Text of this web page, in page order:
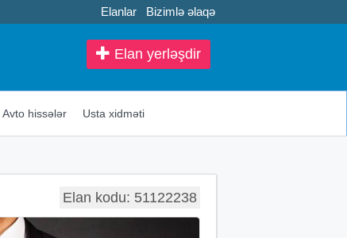
Elanlar Bizimlə əlaqə
Elan yerləşdir
Avto hissələr Usta xidməti
Elan kodu: 51122238